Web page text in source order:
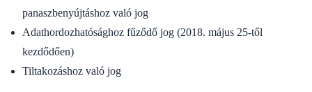
panaszbenyújtáshoz való jog
Adathordozhatósághoz fűződő jog (2018. május 25-től
kezdődően)
Tiltakozáshoz való jog